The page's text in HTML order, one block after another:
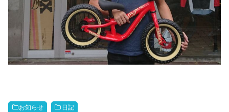
お知らせ 日記